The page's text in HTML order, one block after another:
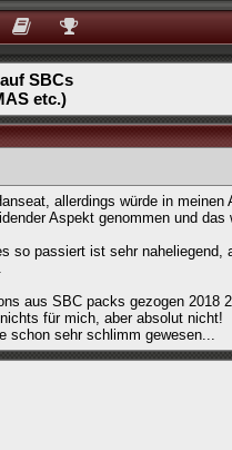
SBCs
etc.)
allerdings würde in meinen
Aspekt genommen und das
so passiert ist sehr naheliegend,
aus SBC packs gezogen 2018
für mich, aber absolut nicht!
schon sehr schlimm gewesen...